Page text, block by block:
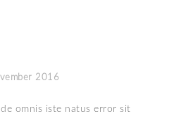
2016
omnis iste natus error sit